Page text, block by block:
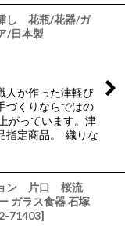
し 花瓶/花器/ガ
/日本製
人が作った津軽び
づくりならではの
がっています。津
指定商品。 織りな
ョン 片口 桜流
ガラス食器 石塚
71403]